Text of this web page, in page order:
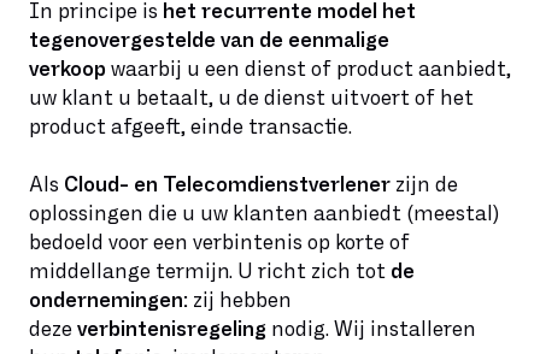
In principe is het recurrente model het
tegenovergestelde van de eenmalige
verkoop waarbij u een dienst of product aanbiedt,
uw klant u betaalt, u de dienst uitvoert of het
product afgeeft, einde transactie.
Als Cloud- en Telecomdienstverlener zijn de
oplossingen die u uw klanten aanbiedt (meestal)
bedoeld voor een verbintenis op korte of
middellange termijn. U richt zich tot de
ondernemingen: zij hebben
deze verbintenisregeling nodig. Wij installeren